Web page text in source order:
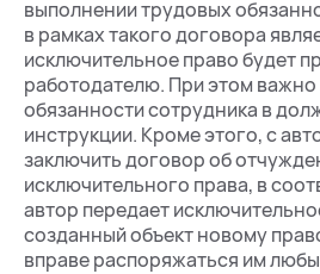
выполнении трудовых
в рамках такого договора
исключительное право будет
работодателю. При этом важно
обязанности сотрудника в
инструкции. Кроме этого, с
заключить договор об
исключительного права, в
автор передает
созданный объект новому
вправе распоряжаться им